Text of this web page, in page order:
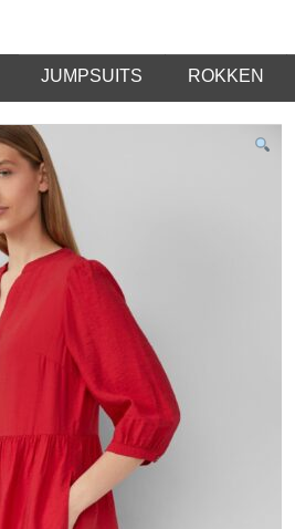
JUMPSUITS ROKKEN